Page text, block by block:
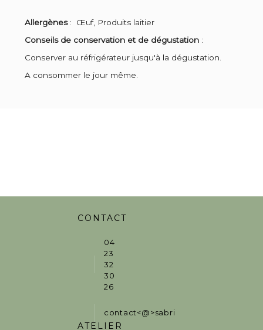
Allergènes: Œuf, Produits laitier
Conseils de conservation et de dégustation :
Conserver au réfrigérateur jusqu'à la dégustation.
A consommer le jour même.
CONTACT
04
23
32
30
26
contact<@>sabrinaguez.fr
ATELIER